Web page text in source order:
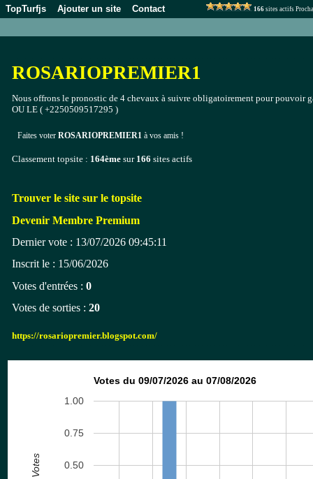
TopTurfjs Ajouter un site Contact 166 sites actifs
ROSARIOPREMIER1
Nous offrons le pronostic de 4 chevaux à suivre obligatoirement pour pouvoir
OU LE ( +2250509517295 )
Faites voter ROSARIOPREMIER1 à vos amis !
Classement topsite : 164ème sur 166 sites actifs
Trouver le site sur le topsite
Devenir Membre Premium
Dernier vote : 13/07/2026 09:45:11
Inscrit le : 15/06/2026
Votes d'entrées : 0
Votes de sorties : 20
https://rosariopremier.blogspot.com/
Votes du 09/07/2026 au 07/08/2026
0.50
0.75
1.00
Votes